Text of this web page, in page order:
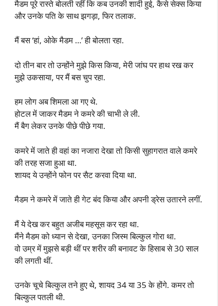
मैडम पूरे रास्ते बोलती रहीं कि कब उनकी शादी हुई, कैसे सेक्स किया
और उनके पति के साथ झगड़ा, फिर तलाक.
मैं बस ‘हां, ओके मैडम …’ ही बोलता रहा.
दो तीन बार तो उन्होंने मुझे किस किया, मेरी जांघ पर हाथ रख कर
मुझे उकसाया, पर मैं बस चुप रहा.
हम लोग अब शिमला आ गए थे.
होटल में जाकर मैडम ने कमरे की चाभी ले ली.
मैं बैग लेकर उनके पीछे पीछे गया.
कमरे में जाते ही वहां का नजारा देखा तो किसी सुहागरात वाले कमरे
की तरह सजा हुआ था.
शायद ये उन्होंने फोन पर सैट करवा दिया था.
मैडम ने कमरे में जाते ही गेट बंद किया और अपनी ड्रेस उतारने लगीं.
मैं ये देख कर बहुत अजीब महसूस कर रहा था.
मैंने मैडम को ध्यान से देखा, उनका जिस्म बिल्कुल गोरा था.
वो उम्र में मुझसे बड़ी थीं पर शरीर की बनावट के हिसाब से 30 साल
की लगती थीं.
उनके चूचे बिल्कुल तने हुए थे, शायद 34 या 35 के होंगे. कमर तो
बिल्कुल पतली थी.